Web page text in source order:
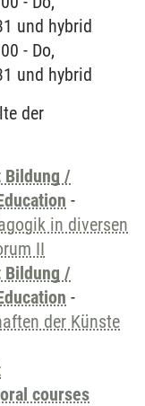
und hybrid
- Do,
und hybrid
der
Bildung /
-
in diversen
II
Bildung /
-
der Künste
courses